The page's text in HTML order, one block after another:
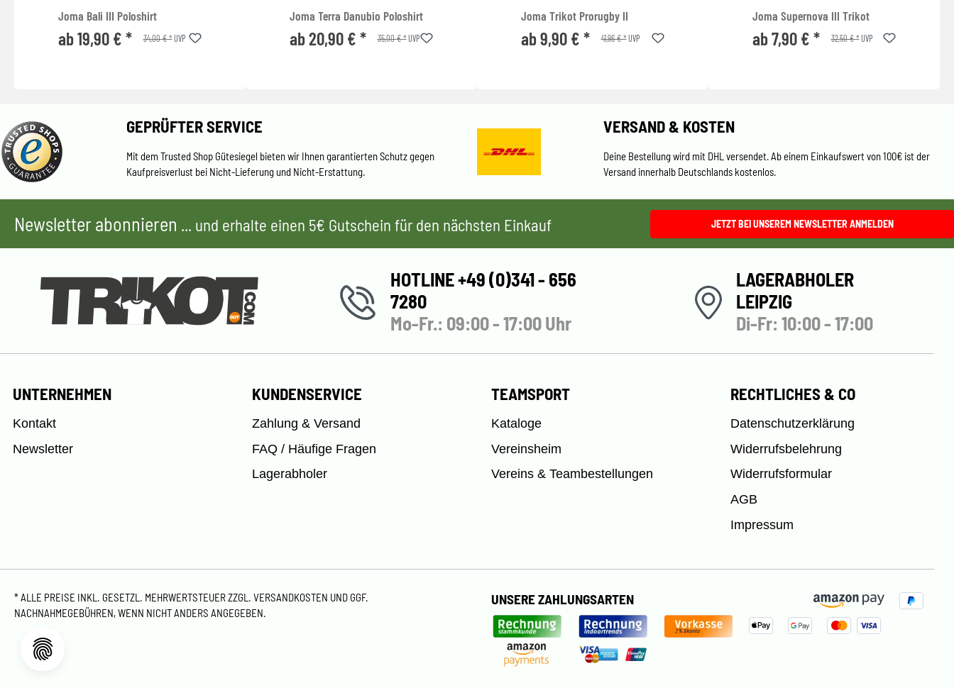
Joma Bali III Poloshirt
ab 19,90 € * 34,00 € *UVP
Joma Terra Danubio Poloshirt
ab 20,90 € * 35,00 € *UVP
Joma Trikot Prorugby II
ab 9,90 € * 41,96 € *UVP
Joma Supernova III Trikot
ab 7,90 € * 32,50 € *UVP
GEPRÜFTER SERVICE
Mit dem Trusted Shop Gütesiegel bieten wir Ihnen garantierten Schutz gegen
Kaufpreisverlust bei Nicht-Lieferung und Nicht-Erstattung.
VERSAND & KOSTEN
Deine Bestellung wird mit DHL versendet. Ab einem Einkaufswert von 100€ ist der
Versand innerhalb Deutschlands kostenlos.
Newsletter abonnieren ... und erhalte einen 5€ Gutschein für den nächsten Einkauf JETZT BEI UNSEREM NEWSLETTER ANMELDEN
HOTLINE +49 (0)341 - 656
7280
Mo-Fr.: 09:00 - 17:00 Uhr
LAGERABHOLER
LEIPZIG
Di-Fr: 10:00 - 17:00
UNTERNEHMEN
Kontakt
Newsletter
KUNDENSERVICE
Zahlung & Versand
FAQ / Häufige Fragen
Lagerabholer
TEAMSPORT
Kataloge
Vereinsheim
Vereins & Teambestellungen
RECHTLICHES & CO
Datenschutzerklärung
Widerrufsbelehrung
Widerrufsformular
AGB
Impressum
* ALLE PREISE INKL. GESETZL. MEHRWERTSTEUER ZZGL. VERSANDKOSTEN UND GGF.
NACHNAHMEGEBÜHREN, WENN NICHT ANDERS ANGEGEBEN.
UNSERE ZAHLUNGSARTEN